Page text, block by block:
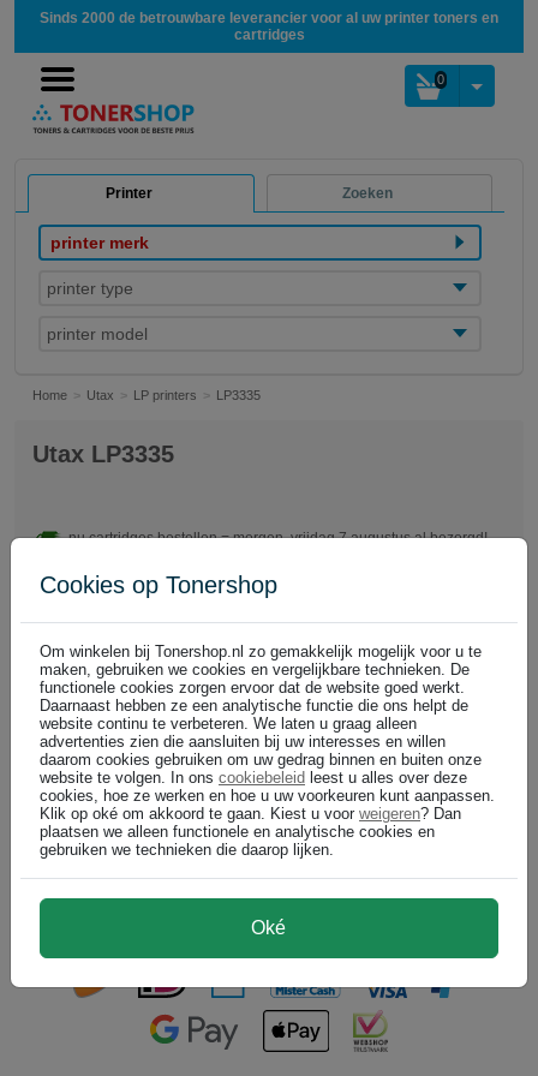
Sinds 2000 de betrouwbare leverancier voor al uw printer toners en
cartridges
0
Printer Zoeken
printer merk
printer type
printer model
Home Utax LP printers LP3335
Utax LP3335
nu cartridges bestellen = morgen, vrijdag 7 augustus al bezorgd!
Utax cartridges
Utax 4413510010 toner cartridge zwart (origineel)
zwart
DIRECT LEVERBAAR
7.200 pagina's
( )
Cookies op Tonershop
Om winkelen bij Tonershop.nl zo gemakkelijk mogelijk voor u te
maken, gebruiken we cookies en vergelijkbare technieken. De
functionele cookies zorgen ervoor dat de website goed werkt.
Daarnaast hebben ze een analytische functie die ons helpt de
website continu te verbeteren. We laten u graag alleen
advertenties zien die aansluiten bij uw interesses en willen
daarom cookies gebruiken om uw gedrag binnen en buiten onze
website te volgen. In ons cookiebeleid leest u alles over deze
cookies, hoe ze werken en hoe u uw voorkeuren kunt aanpassen.
Klik op oké om akkoord te gaan. Kiest u voor weigeren? Dan
plaatsen we alleen functionele en analytische cookies en
gebruiken we technieken die daarop lijken.
Oké